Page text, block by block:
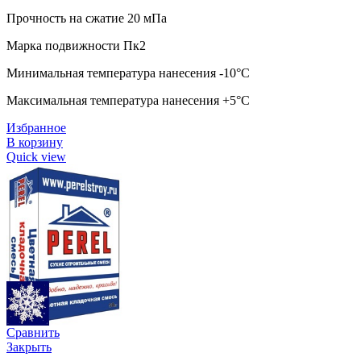
Прочность на сжатие 20 мПа
Марка подвижности Пк2
Минимальная температура нанесения -10°C
Максимальная температура нанесения +5°C
Избранное
В корзину
Quick view
Сравнить
Закрыть